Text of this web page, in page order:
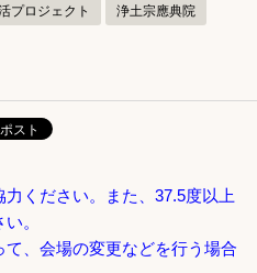
プロジェクト 浄土宗應典院
ください。また、37.5度以上
。
、会場の変更などを行う場合